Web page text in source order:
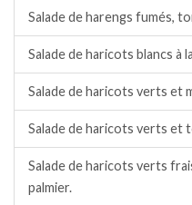
Salade de harengs fumés,
Salade de haricots blancs à
Salade de haricots verts et
Salade de haricots verts et
Salade de haricots verts
palmier.